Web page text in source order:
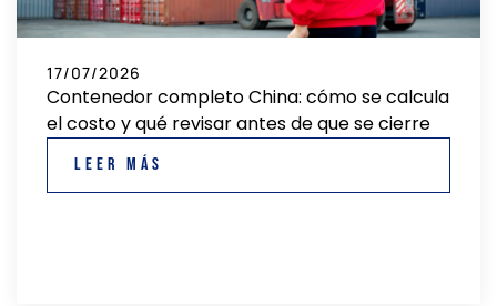
17/07/2026
Contenedor completo China: cómo se calcula
el costo y qué revisar antes de que se cierre
Leer más